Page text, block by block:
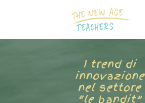
I trend di
innovazione
nel settore
“le bandit”